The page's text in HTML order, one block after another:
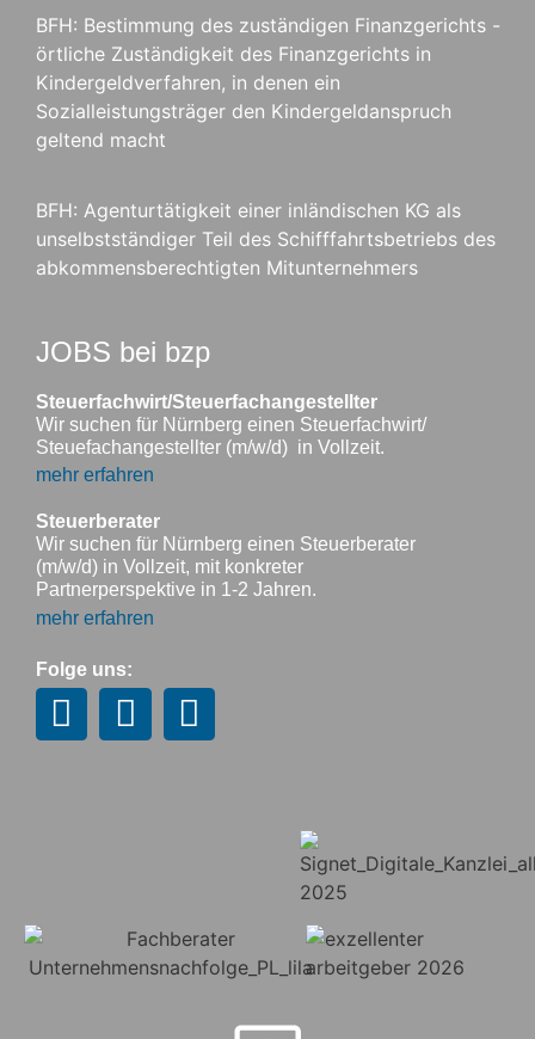
BFH: Bestimmung des zuständigen Finanzgerichts -
örtliche Zuständigkeit des Finanzgerichts in
Kindergeldverfahren, in denen ein
Sozialleistungsträger den Kindergeldanspruch
geltend macht
BFH: Agenturtätigkeit einer inländischen KG als
unselbstständiger Teil des Schifffahrtsbetriebs des
abkommensberechtigten Mitunternehmers
JOBS bei bzp
Steuerfachwirt/Steuerfachangestellter
Wir suchen für Nürnberg einen Steuerfachwirt/
Steuefachangestellter (m/w/d) in Vollzeit.
mehr erfahren
Steuerberater
Wir suchen für Nürnberg einen Steuerberater
(m/w/d) in Vollzeit, mit konkreter
Partnerperspektive in 1-2 Jahren.
mehr erfahren
Folge uns: